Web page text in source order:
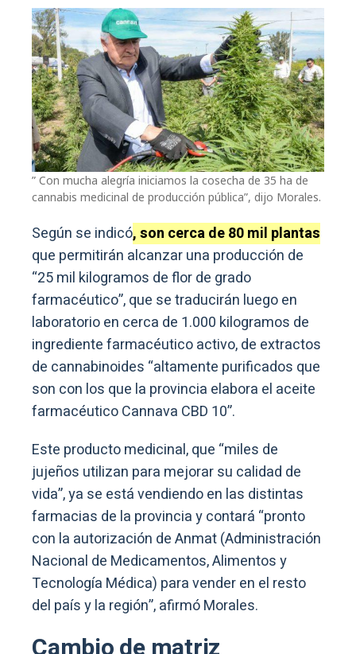
” Con mucha alegría iniciamos la cosecha de 35 ha de
cannabis medicinal de producción pública”, dijo Morales.
Según se indicó, son cerca de 80 mil plantas
que permitirán alcanzar una producción de
“25 mil kilogramos de flor de grado
farmacéutico”, que se traducirán luego en
laboratorio en cerca de 1.000 kilogramos de
ingrediente farmacéutico activo, de extractos
de cannabinoides “altamente purificados que
son con los que la provincia elabora el aceite
farmacéutico Cannava CBD 10”.
Este producto medicinal, que “miles de
jujeños utilizan para mejorar su calidad de
vida”, ya se está vendiendo en las distintas
farmacias de la provincia y contará “pronto
con la autorización de Anmat (Administración
Nacional de Medicamentos, Alimentos y
Tecnología Médica) para vender en el resto
del país y la región”, afirmó Morales.